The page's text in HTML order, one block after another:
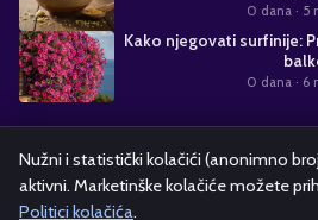
0 dana · 5
Kako njegovati surfinije:
0 dana · 6
Alati i kalkulatori OglašavanjePolitika
Nužni i statistički kolačići (anonimno
aktivni. Marketinške kolačiće možete
Politici kolačića.